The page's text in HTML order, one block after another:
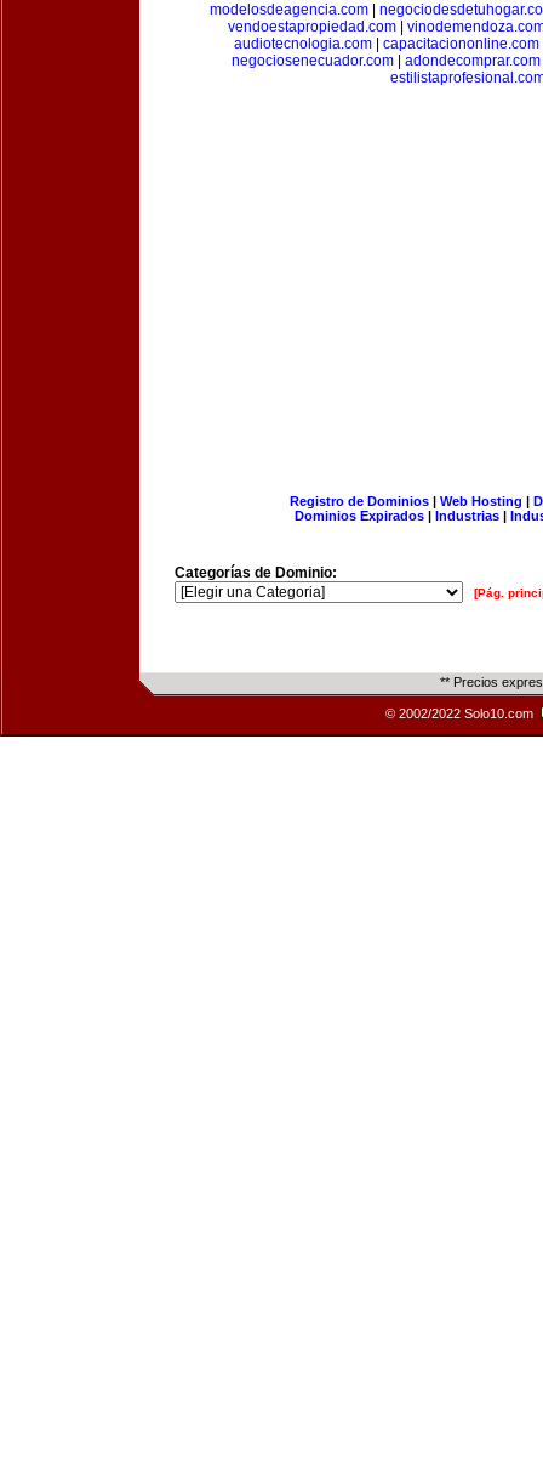
modelosdeagencia.com
vendoestapropiedad.com|
audiotecnologia.com
capacitaciononline.com
negociosenecuador.com| adondecomprar.com
Registro de Dominios| Web Hosting |
Dominios Expirados | Industrias |
Categorías de Dominio:
[Pág.
** Precios
© 2002/2022 Solo10.com